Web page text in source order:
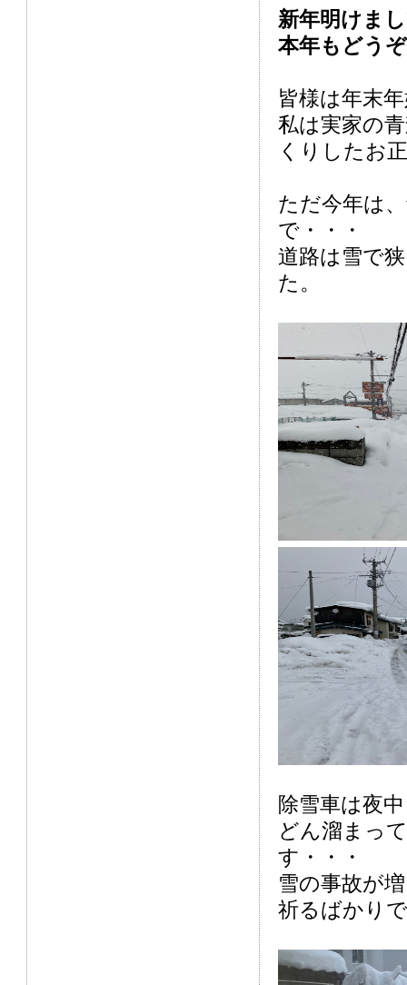
新年明けま
本年もどう
皆様は年末
私は実家の
くりしたお
ただ今年は
で・・・
道路は雪で
た。
除雪車は夜
どん溜まっ
す・・・
雪の事故が
祈るばかり